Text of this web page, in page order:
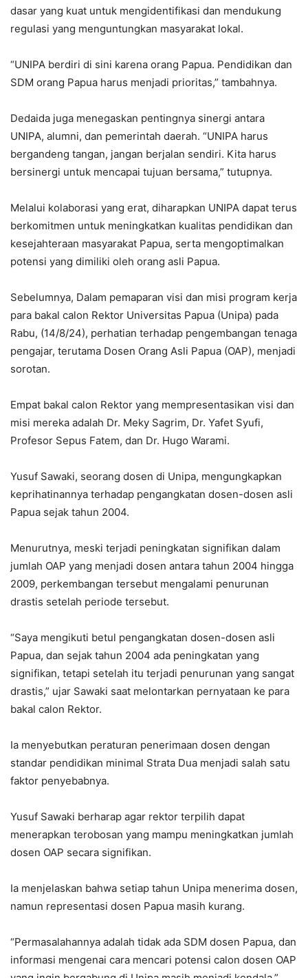
dasar yang kuat untuk mengidentifikasi dan mendukung
regulasi yang menguntungkan masyarakat lokal.
“UNIPA berdiri di sini karena orang Papua. Pendidikan dan
SDM orang Papua harus menjadi prioritas,” tambahnya.
Dedaida juga menegaskan pentingnya sinergi antara
UNIPA, alumni, dan pemerintah daerah. “UNIPA harus
bergandeng tangan, jangan berjalan sendiri. Kita harus
bersinergi untuk mencapai tujuan bersama,” tutupnya.
Melalui kolaborasi yang erat, diharapkan UNIPA dapat terus
berkomitmen untuk meningkatkan kualitas pendidikan dan
kesejahteraan masyarakat Papua, serta mengoptimalkan
potensi yang dimiliki oleh orang asli Papua.
Sebelumnya, Dalam pemaparan visi dan misi program kerja
para bakal calon Rektor Universitas Papua (Unipa) pada
Rabu, (14/8/24), perhatian terhadap pengembangan tenaga
pengajar, terutama Dosen Orang Asli Papua (OAP), menjadi
sorotan.
Empat bakal calon Rektor yang mempresentasikan visi dan
misi mereka adalah Dr. Meky Sagrim, Dr. Yafet Syufi,
Profesor Sepus Fatem, dan Dr. Hugo Warami.
Yusuf Sawaki, seorang dosen di Unipa, mengungkapkan
keprihatinannya terhadap pengangkatan dosen-dosen asli
Papua sejak tahun 2004.
Menurutnya, meski terjadi peningkatan signifikan dalam
jumlah OAP yang menjadi dosen antara tahun 2004 hingga
2009, perkembangan tersebut mengalami penurunan
drastis setelah periode tersebut.
“Saya mengikuti betul pengangkatan dosen-dosen asli
Papua, dan sejak tahun 2004 ada peningkatan yang
signifikan, tetapi setelah itu terjadi penurunan yang sangat
drastis,” ujar Sawaki saat melontarkan pernyataan ke para
bakal calon Rektor.
Ia menyebutkan peraturan penerimaan dosen dengan
standar pendidikan minimal Strata Dua menjadi salah satu
faktor penyebabnya.
Yusuf Sawaki berharap agar rektor terpilih dapat
menerapkan terobosan yang mampu meningkatkan jumlah
dosen OAP secara signifikan.
Ia menjelaskan bahwa setiap tahun Unipa menerima dosen,
namun representasi dosen Papua masih kurang.
“Permasalahannya adalah tidak ada SDM dosen Papua, dan
informasi mengenai cara mencari potensi calon dosen OAP